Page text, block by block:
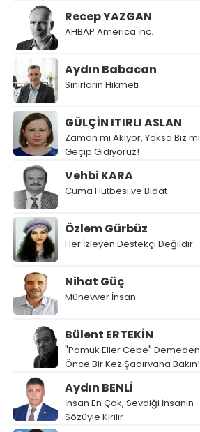
Recep YAZGAN
AHBAP America İnc.
Aydın Babacan
Sınırların Hikmeti
GÜLÇİN ITIRLI ASLAN
Zaman mı Akıyor, Yoksa Biz mi
Geçip Gidiyoruz!
Vehbi KARA
Cuma Hutbesi ve Bidat
Özlem Gürbüz
Her İzleyen Destekçi Değildir
Nihat Güç
Münevver İnsan
Bülent ERTEKİN
"Pamuk Eller Cebe" Demeden
Önce Bir Kez Şadırvana Bakın!
Aydın BENLİ
İnsan En Çok, Sevdiği İnsanın
Sözüyle Kırılır